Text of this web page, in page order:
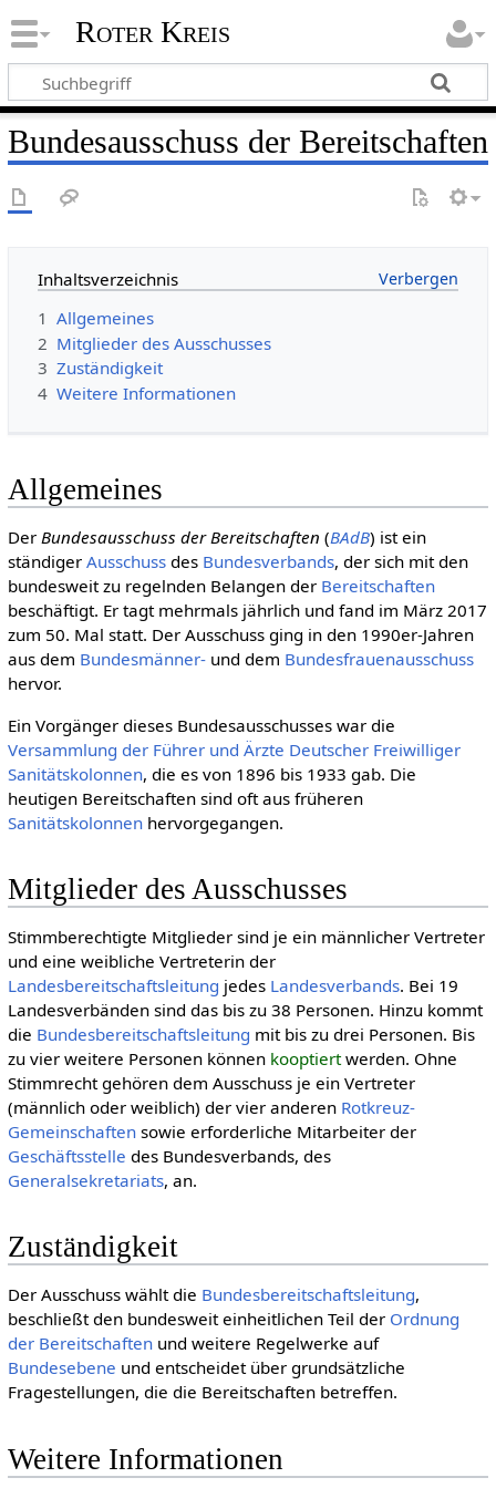
Roter Kreis
Bundesausschuss der Bereitschaften
Inhaltsverzeichnis
1 Allgemeines
2 Mitglieder des Ausschusses
3 Zuständigkeit
4 Weitere Informationen
Allgemeines
Der Bundesausschuss der Bereitschaften (BAdB) ist ein
ständiger Ausschussdes Bundesverbands, der sich mit den
bundesweit zu regelnden Belangen der Bereitschaften
beschäftigt. Er tagt mehrmals jährlich und fand im März 2017
zum 50. Mal statt. Der Ausschuss ging in den 1990er-Jahren
aus dem Bundesmänner-und dem Bundesfrauenausschuss
hervor.
Ein Vorgänger dieses Bundesausschusses war die
Versammlung der Führer und Ärzte Deutscher Freiwilliger
Sanitätskolonnen, die es von 1896 bis 1933 gab. Die
heutigen Bereitschaften sind oft aus früheren
Sanitätskolonnenhervorgegangen.
Mitglieder des Ausschusses
Stimmberechtigte Mitglieder sind je ein männlicher Vertreter
und eine weibliche Vertreterin der
Landesbereitschaftsleitung jedes Landesverbands. Bei 19
Landesverbänden sind das bis zu 38 Personen. Hinzu kommt
die Bundesbereitschaftsleitung mit bis zu drei Personen. Bis
zu vier weitere Personen können kooptiertwerden. Ohne
Stimmrecht gehören dem Ausschuss je ein Vertreter
(männlich oder weiblich) der vier anderen Rotkreuz-
Gemeinschaftensowie erforderliche Mitarbeiter der
Geschäftsstelle des Bundesverbands, des
Generalsekretariats, an.
Zuständigkeit
Der Ausschuss wählt die Bundesbereitschaftsleitung,
beschließt den bundesweit einheitlichen Teil der Ordnung
der Bereitschaftenund weitere Regelwerke auf
Bundesebene und entscheidet über grundsätzliche
Fragestellungen, die die Bereitschaften betreffen.
Weitere Informationen